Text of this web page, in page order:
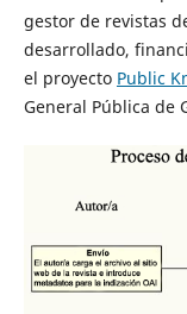
gestor de revistas
desarrollado,
el proyecto Public
General Pública de